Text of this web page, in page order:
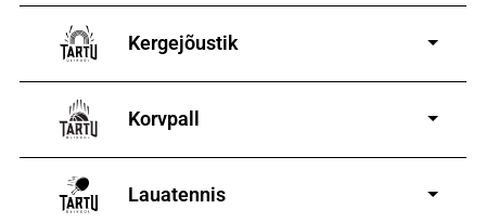
Kergejõustik
Korvpall
Lauatennis